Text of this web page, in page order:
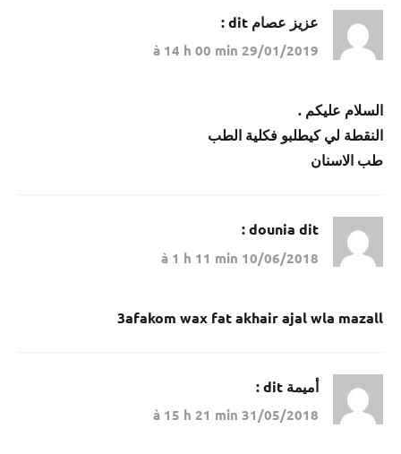
عزيز عصام dit :
29/01/2019 à 14 h 00 min
السلام عليكم .
النقطة لي كيطلبو فكلية الطب
طب الاسنان
dounia dit :
10/06/2018 à 1 h 11 min
3afakom wax fat akhair ajal wla mazall
أميمة dit :
31/05/2018 à 15 h 21 min